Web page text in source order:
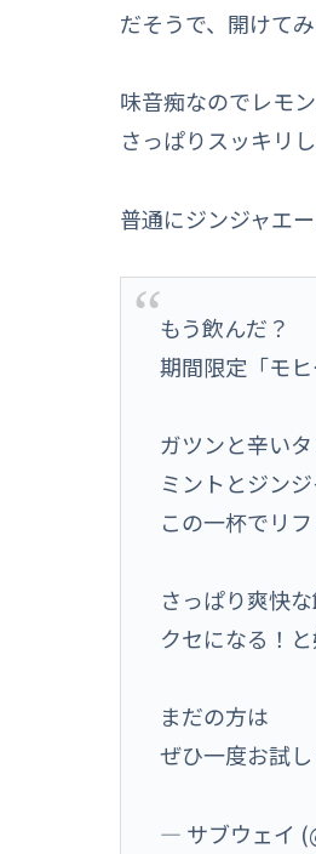
だそうで、開けて
味音痴なのでレモ
さっぱりスッキリ
普通にジンジャエ
もう飲んだ？
期間限定「モ
ガツンと辛いタ
ミントとジン
この一杯でリ
さっぱり爽快
クセになる！
まだの方は
ぜひ一度お試
— サブウェイ